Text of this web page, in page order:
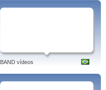
BAND vídeos